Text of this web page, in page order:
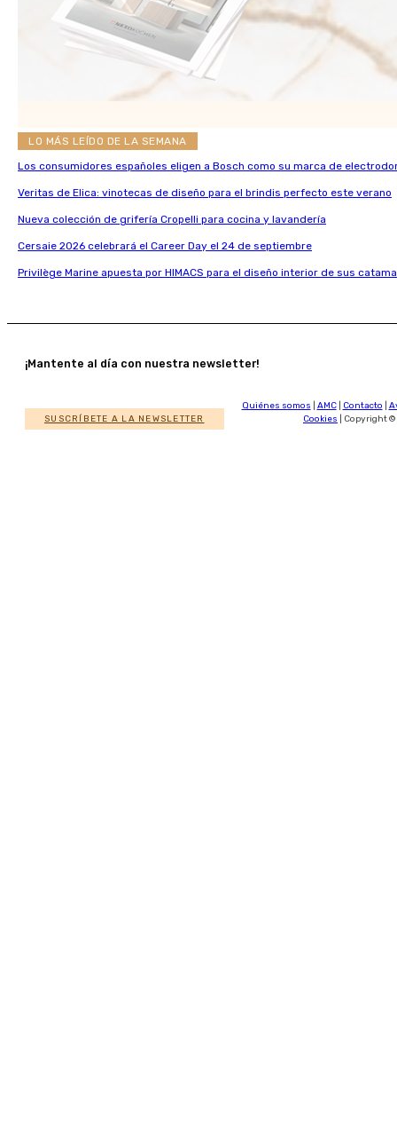
LO MÁS LEÍDO DE LA SEMANA
Los consumidores españoles eligen a Bosch como su marca de
Veritas de Elica: vinotecas de diseño para el brindis perfecto este verano
Nueva colección de grifería Cropelli para cocina y lavandería
Cersaie 2026 celebrará el Career Day el 24 de septiembre
Privilège Marine apuesta por HIMACS para el diseño interior de sus
¡Mantente al día con nuestra newsletter!
SUSCRÍBETE A LA NEWSLETTER
Quiénes somos AMC| Contacto
Cookies | Copyright